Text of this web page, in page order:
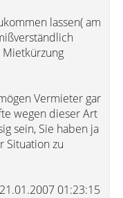
lassen( am
Vermieter gar
wegen dieser Art
sein, Sie haben ja
Situation zu
01:23:15